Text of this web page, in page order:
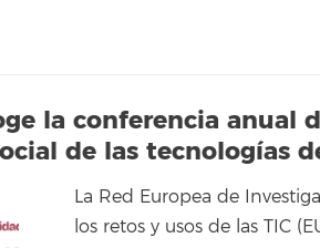
la conferencia anual
de las tecnologías
La Red Europea de
los retos y usos de las TIC